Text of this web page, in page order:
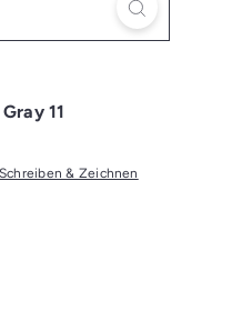
11
Schreiben & Zeichnen